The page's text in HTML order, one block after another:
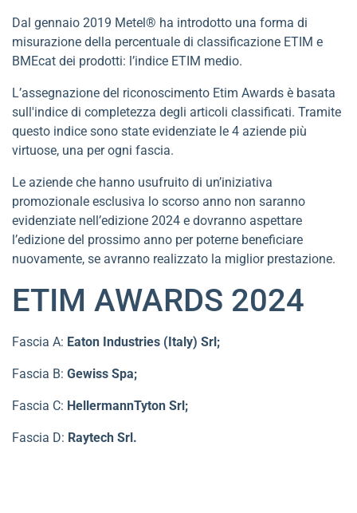
Dal gennaio 2019 Metel® ha introdotto una forma di
misurazione della percentuale di classificazione ETIM e
BMEcat dei prodotti: l’indice ETIM medio.
L’assegnazione del riconoscimento Etim Awards è basata
sull'indice di completezza degli articoli classificati. Tramite
questo indice sono state evidenziate le 4 aziende più
virtuose, una per ogni fascia.
Le aziende che hanno usufruito di un’iniziativa
promozionale esclusiva lo scorso anno non saranno
evidenziate nell’edizione 2024 e dovranno aspettare
l’edizione del prossimo anno per poterne beneficiare
nuovamente, se avranno realizzato la miglior prestazione.
ETIM AWARDS 2024
Fascia A: Eaton Industries (Italy) Srl;
Fascia B: Gewiss Spa;
Fascia C: HellermannTyton Srl;
Fascia D: Raytech Srl.